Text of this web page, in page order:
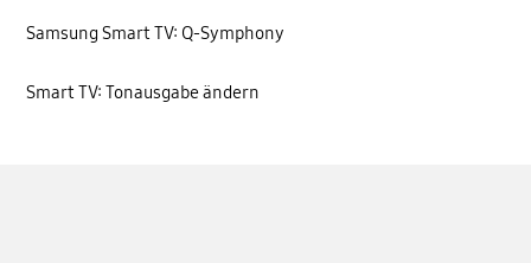
Samsung Smart TV: Q-Symphony
Smart TV: Tonausgabe ändern